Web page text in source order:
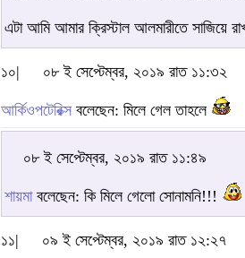
এটা আমি আমার ক্রিস্টাল আলমারীতে সাজিয়ে
১০| ০৮ ই সেপ্টেম্বর, ২০১৯ রাত ১১:৩২
আর্কিওপটেরিক্স বলেছেন: মিলে গেল তাহলে
০৮ ই সেপ্টেম্বর, ২০১৯ রাত ১১:৪৯
শায়মাবলেছেন: কি মিলে গেলো সোনামনি!!!
১১|
০৯ ই সেপ্টেম্বর, ২০১৯ রাত ১২:২৭